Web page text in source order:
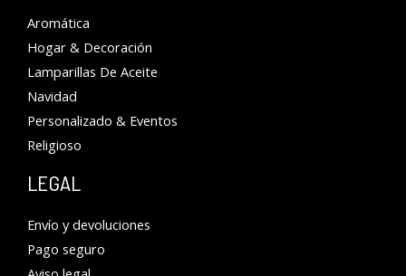
Aromática
Hogar & Decoración
Lamparillas De Aceite
Navidad
Personalizado & Eventos
Religioso
LEGAL
Envío y devoluciones
Pago seguro